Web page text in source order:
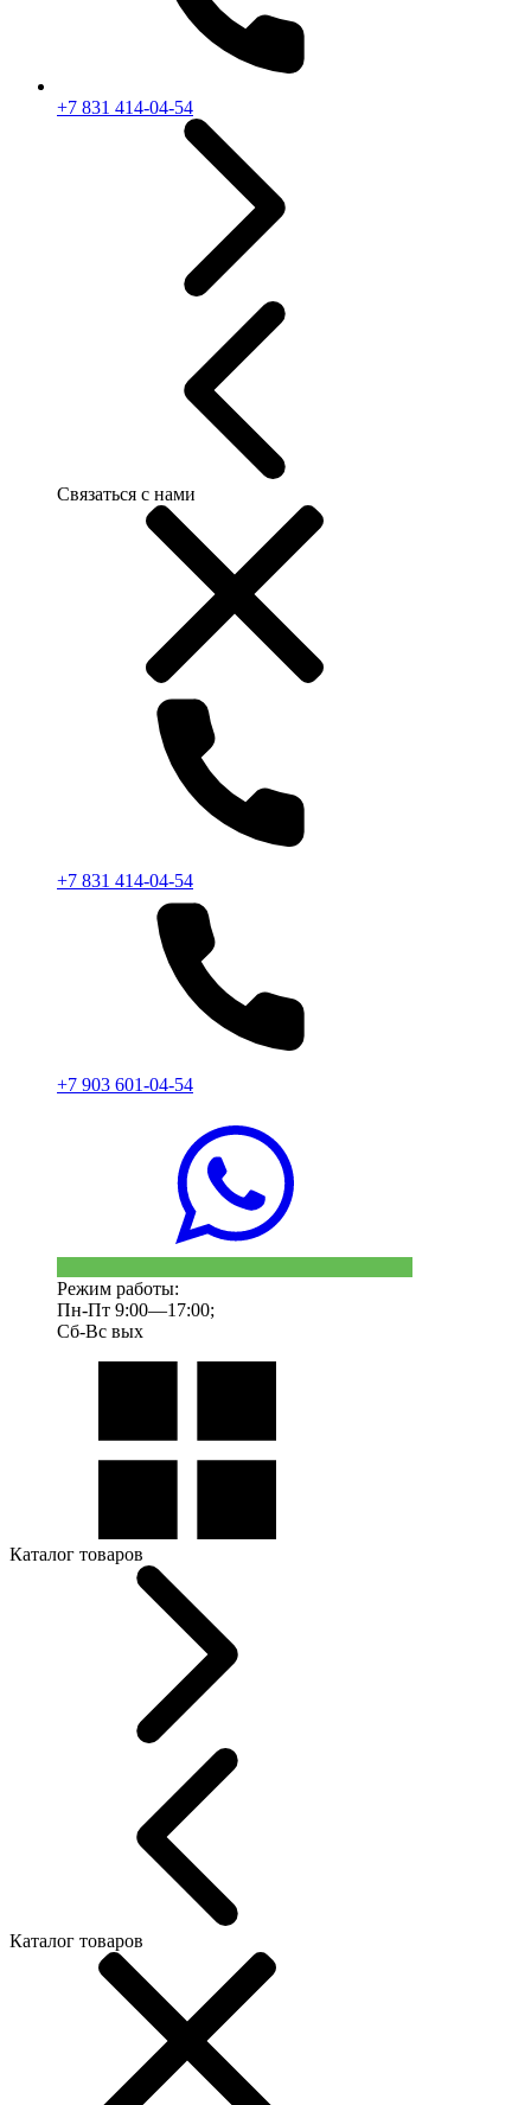
+7 831 414-04-54
Связаться с нами
+7 831 414-04-54
+7 903 601-04-54
Режим работы:
Пн-Пт 9:00—17:00;
Сб-Вс вых
Каталог товаров
Каталог товаров